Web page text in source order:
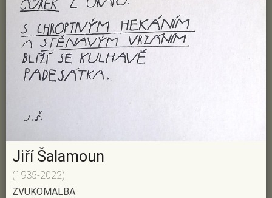
Jiří Šalamoun
(1935-2022)
ZVUKOMALBA